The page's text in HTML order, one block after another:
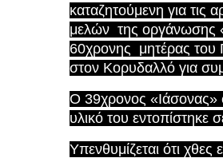
καταζητούμενη για
μελών της οργάνωσης
60χρονης μητέρας του
στον Κορυδαλλό για
Ο 39χρονος «Ιάσονας»
υλικό του εντοπίστηκε
Υπενθυμίζεται ότι